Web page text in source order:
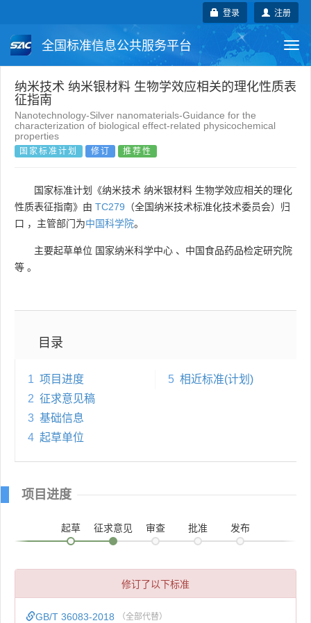
注册
登录
全国标准信息公共服务平台
国家标准 行业标准 地方标准
团体标准 企业标准 国际标准
国外标准 技术委员会
纳米技术 纳米银材料 生物学效应相关的理化性质表
征指南
Nanotechnology-Silver nanomaterials-Guidance for the
characterization of biological effect-related physicochemical
properties
国家标准计划 修订 推荐性
国家标准计划《纳米技术 纳米银材料 生物学效应相关的理化
性质表征指南》由 TC279 （全国纳米技术标准化技术委员会）归
口 ，主管部门为中国科学院。
主要起草单位 国家纳米科学中心 、 中国食品药品检定研究院
等 。
目录
1 项目进度
2 征求意见稿
3 基础信息
4 起草单位
5 相近标准(计划)
项目进度
起草 征求意见 审查 批准 发布
修订了以下标准
GB/T 36083-2018 （全部代替）